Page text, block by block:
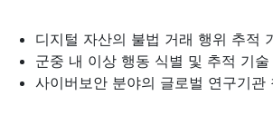
디지털 자산의 불법 거래 행위 추적
군중 내 이상 행동 식별 및 추적 기술
사이버보안 분야의 글로벌 연구기관